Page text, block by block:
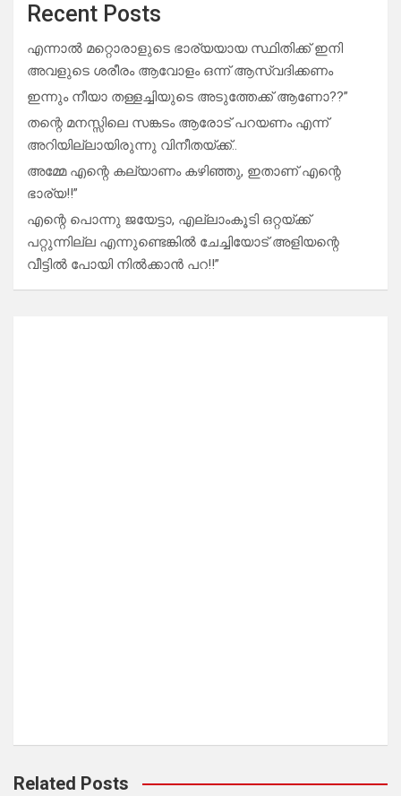
Recent Posts
എന്നാൽ മറ്റൊരാളുടെ ഭാര്യയായ സ്ഥിതിക്ക് ഇനി
അവളുടെ ശരീരം ആവോളം ഒന്ന് ആസ്വദിക്കണം
ഇന്നും നീയാ തള്ളച്ചിയുടെ അടുത്തേക്ക് ആണോ??”
തന്റെ മനസ്സിലെ സങ്കടം ആരോട് പറയണം എന്ന്
അറിയില്ലായിരുന്നു വിനീതയ്ക്ക്..
അമ്മേ എന്റെ കല്യാണം കഴിഞ്ഞു, ഇതാണ് എന്റെ
ഭാര്യ!!”
എന്റെ പൊന്നു ജയേട്ടാ, എല്ലാംകൂടി ഒറ്റയ്ക്ക്
പറ്റുന്നില്ല എന്നുണ്ടെങ്കിൽ ചേച്ചിയോട് അളിയന്റെ
വീട്ടിൽ പോയി നിൽക്കാൻ പറ!!”
Related Posts